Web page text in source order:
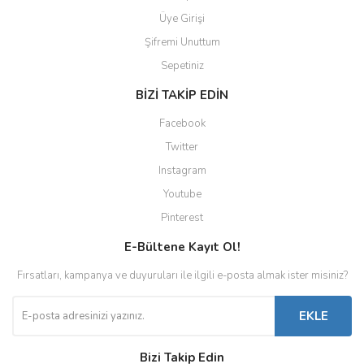
Üye Girişi
Şifremi Unuttum
Sepetiniz
BİZİ TAKİP EDİN
Facebook
Twitter
Instagram
Youtube
Pinterest
E-Bültene Kayıt Ol!
Fırsatları, kampanya ve duyuruları ile ilgili e-posta almak ister misiniz?
EKLE
Bizi Takip Edin